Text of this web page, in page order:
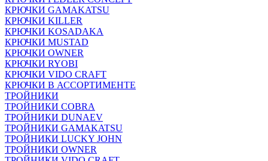
КРЮЧКИ GAMAKATSU
КРЮЧКИ KILLER
КРЮЧКИ KOSADAKA
КРЮЧКИ MUSTAD
КРЮЧКИ OWNER
КРЮЧКИ RYOBI
КРЮЧКИ VIDO CRAFT
КРЮЧКИ В АССОРТИМЕНТЕ
ТРОЙНИКИ
ТРОЙНИКИ COBRA
ТРОЙНИКИ DUNAEV
ТРОЙНИКИ GAMAKATSU
ТРОЙНИКИ LUCKY JOHN
ТРОЙНИКИ OWNER